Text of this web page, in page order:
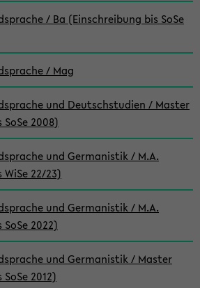
/ Ba (Einschreibung bis SoSe
/ Mag
und Deutschstudien / Master
2008)
und Germanistik / M.A.
22/23)
und Germanistik / M.A.
2022)
und Germanistik / Master
2012)